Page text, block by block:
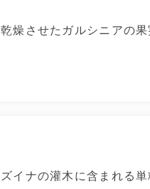
乾燥させたガルシニアの
ズイナの灌木に含まれる